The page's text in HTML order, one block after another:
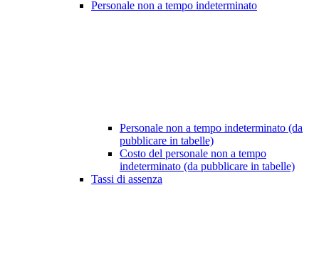
Personale non a tempo indeterminato
Personale non a tempo indeterminato (da
pubblicare in tabelle)
Costo del personale non a tempo
indeterminato (da pubblicare in tabelle)
Tassi di assenza